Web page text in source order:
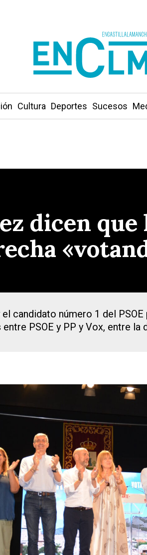
Cultura Deportes Sucesos
dicen que
candidato número 1 del
PSOE y PP y Vox, entre la